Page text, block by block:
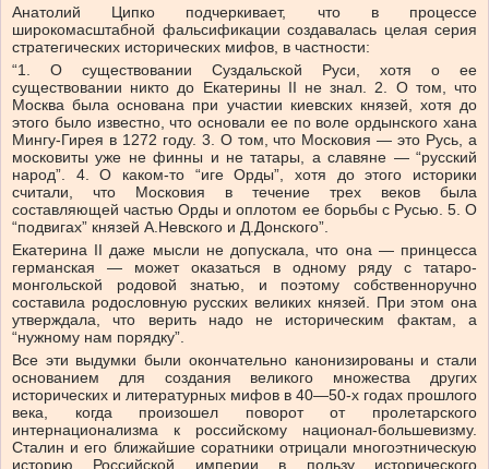
Анатолий Ципко подчеркивает, что в процессе
широкомасштабной фальсификации создавалась целая серия
стратегических исторических мифов, в частности:
“1. О существовании Суздальской Руси, хотя о ее
существовании никто до Екатерины ІІ не знал. 2. О том, что
Москва была основана при участии киевских князей, хотя до
этого было известно, что основали ее по воле ордынского хана
Мингу-Гирея в 1272 году. 3. О том, что Московия — это Русь, а
московиты уже не финны и не татары, а славяне — “русский
народ”. 4. О каком-то “иге Орды”, хотя до этого историки
считали, что Московия в течение трех веков была
составляющей частью Орды и оплотом ее борьбы с Русью. 5. О
“подвигах” князей А.Невского и Д.Донского”.
Екатерина ІІ даже мысли не допускала, что она — принцесса
германская — может оказаться в одному ряду с татаро-
монгольской родовой знатью, и поэтому собственноручно
составила родословную русских великих князей. При этом она
утверждала, что верить надо не историческим фактам, а
“нужному нам порядку”.
Все эти выдумки были окончательно канонизированы и стали
основанием для создания великого множества других
исторических и литературных мифов в 40—50-х годах прошлого
века, когда произошел поворот от пролетарского
интернационализма к российскому национал-большевизму.
Сталин и его ближайшие соратники отрицали многоэтническую
историю Российской империи в пользу исторического